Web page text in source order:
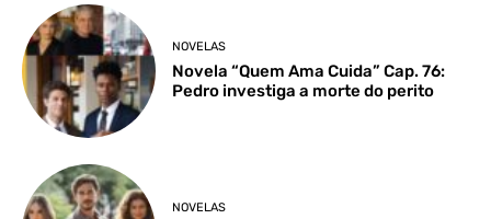
NOVELAS
Novela “Quem Ama Cuida” Cap. 76:
Pedro investiga a morte do perito
NOVELAS